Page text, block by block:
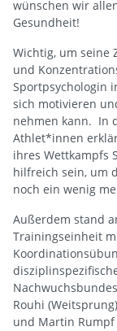
wünschen wir
Gesundheit!
Wichtig, um seine
und
Sportpsychologin
sich motivieren
nehmen kann. In
Athlet*innen
ihres Wettkampfs
hilfreich sein, um
noch ein wenig
Außerdem stand
Trainingseinheit
Rouhi
und Martin Rumpf